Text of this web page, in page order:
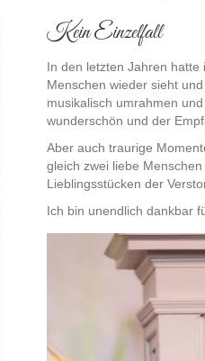
Kein Einzelfall
In den letzten Jahren hatte
Menschen wieder sieht
musikalisch umrahmen
wunderschön und der
Aber auch traurige
gleich zwei liebe
Lieblingsstücken der
Ich bin unendlich dankbar